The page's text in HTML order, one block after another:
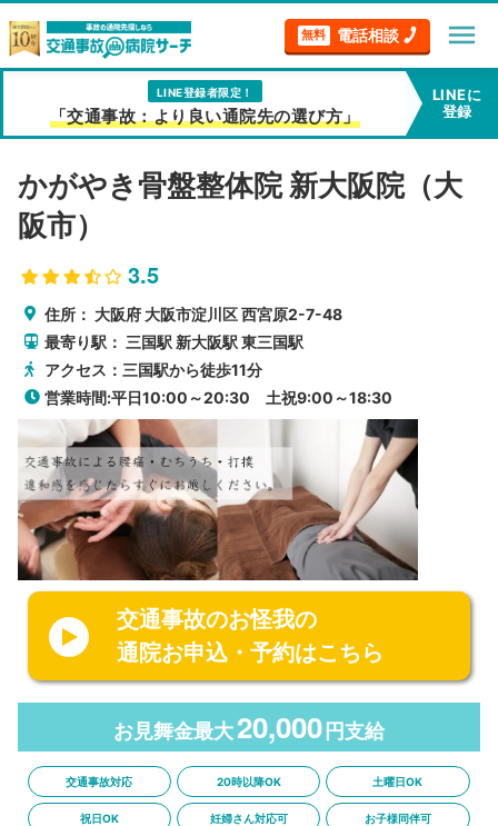
無料 電話相談 menu
LINE登録者限定！
「交通事故：より良い通院先の選び方」
LINEに
登録
かがやき骨盤整体院 新大阪院（大
阪市）
3.5
住所： 大阪府 大阪市淀川区西宮原2-7-48
最寄り駅： 三国駅 新大阪駅 東三国駅
アクセス：三国駅から徒歩11分
営業時間:平日10:00～20:30 土祝9:00～18:30
交通事故のお怪我の
通院お申込・予約はこちら
お見舞金最大20,000 円支給
交通事故対応 20時以降OK 土曜日OK
祝日OK 妊婦さん対応可 お子様同伴可